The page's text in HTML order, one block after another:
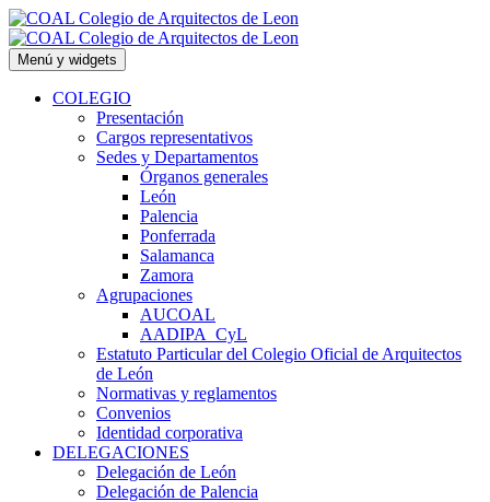
Saltar
al
contenido
Menú y widgets
COLEGIO
Presentación
Cargos representativos
Sedes y Departamentos
Órganos generales
León
Palencia
Ponferrada
Salamanca
Zamora
Agrupaciones
AUCOAL
AADIPA_CyL
Estatuto Particular del Colegio Oficial de Arquitectos
de León
Normativas y reglamentos
Convenios
Identidad corporativa
DELEGACIONES
Delegación de León
Delegación de Palencia